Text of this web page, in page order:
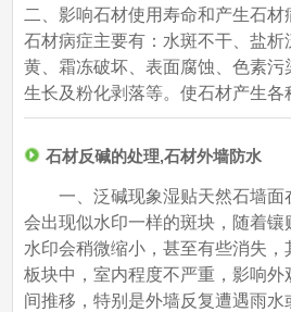
二、影响石材使用寿命和产生石
石材病症主要有：水斑不干、盐析
黄、霜冻破坏、表面腐蚀、色素
生长及粉化剥落等。使石材产生各
石材反碱的处理,石材外墙防水
一、泛碱现象湿贴天然石墙
会出现似水印一样的斑块，随着镶
水印会稍微缩小，甚至有些消失
板块中，室内程度不严重，影响
间推移，特别是外墙反复遭遇雨水